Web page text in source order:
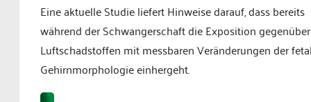
Eine aktuelle Studie liefert Hinweise darauf, dass bereits
während der Schwangerschaft die Exposition gegenüber
Luftschadstoffen mit messbaren Veränderungen der
Gehirnmorphologie einhergeht.